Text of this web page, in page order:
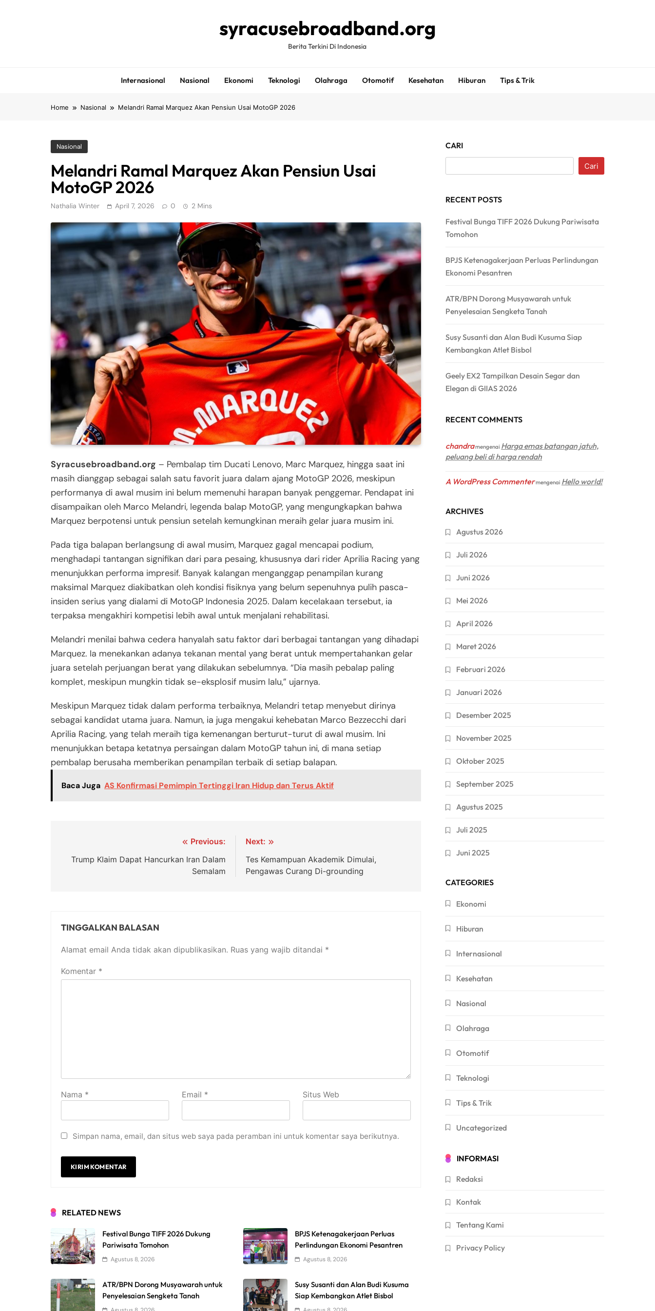
syracusebroadband.org
Berita Terkini Di Indonesia
Internasional Nasional Ekonomi Teknologi Olahraga Otomotif Kesehatan Hiburan Tips & Trik
Home Nasional Melandri Ramal Marquez Akan Pensiun Usai MotoGP 2026
Nasional
Melandri Ramal Marquez Akan Pensiun Usai
MotoGP 2026
Nathalia Winter April 7, 2026 0 2 Mins
Syracusebroadband.org – Pembalap tim Ducati Lenovo, Marc Marquez, hingga saat ini
masih dianggap sebagai salah satu favorit juara dalam ajang MotoGP 2026, meskipun
performanya di awal musim ini belum memenuhi harapan banyak penggemar. Pendapat ini
disampaikan oleh Marco Melandri, legenda balap MotoGP, yang mengungkapkan bahwa
Marquez berpotensi untuk pensiun setelah kemungkinan meraih gelar juara musim ini.
Pada tiga balapan berlangsung di awal musim, Marquez gagal mencapai podium,
menghadapi tantangan signifikan dari para pesaing, khususnya dari rider Aprilia Racing yang
menunjukkan performa impresif. Banyak kalangan menganggap penampilan kurang
maksimal Marquez diakibatkan oleh kondisi fisiknya yang belum sepenuhnya pulih pasca-
insiden serius yang dialami di MotoGP Indonesia 2025. Dalam kecelakaan tersebut, ia
terpaksa mengakhiri kompetisi lebih awal untuk menjalani rehabilitasi.
Melandri menilai bahwa cedera hanyalah satu faktor dari berbagai tantangan yang dihadapi
Marquez. Ia menekankan adanya tekanan mental yang berat untuk mempertahankan gelar
juara setelah perjuangan berat yang dilakukan sebelumnya. “Dia masih pebalap paling
komplet, meskipun mungkin tidak se-eksplosif musim lalu,” ujarnya.
Meskipun Marquez tidak dalam performa terbaiknya, Melandri tetap menyebut dirinya
sebagai kandidat utama juara. Namun, ia juga mengakui kehebatan Marco Bezzecchi dari
Aprilia Racing, yang telah meraih tiga kemenangan berturut-turut di awal musim. Ini
menunjukkan betapa ketatnya persaingan dalam MotoGP tahun ini, di mana setiap
pembalap berusaha memberikan penampilan terbaik di setiap balapan.
Baca Juga AS Konfirmasi Pemimpin Tertinggi Iran Hidup dan Terus Aktif
pos
Previous:
Trump Klaim Dapat Hancurkan Iran Dalam
Semalam
Next:
Tes Kemampuan Akademik Dimulai,
Pengawas Curang Di-grounding
TINGGALKAN BALASAN
Alamat email Anda tidak akan dipublikasikan. Ruas yang wajib ditandai *
Komentar *
Nama * Email * Situs Web
Simpan nama, email, dan situs web saya pada peramban ini untuk komentar saya berikutnya.
RELATED NEWS
Festival Bunga TIFF 2026 Dukung
Pariwisata Tomohon
Agustus 8, 2026
BPJS Ketenagakerjaan Perluas
Perlindungan Ekonomi Pesantren
Agustus 8, 2026
ATR/BPN Dorong Musyawarah untuk
Penyelesaian Sengketa Tanah
Susy Susanti dan Alan Budi Kusuma
Siap Kembangkan Atlet Bisbol
CARI
Cari
RECENT POSTS
Festival Bunga TIFF 2026 Dukung Pariwisata
Tomohon
BPJS Ketenagakerjaan Perluas Perlindungan
Ekonomi Pesantren
ATR/BPN Dorong Musyawarah untuk
Penyelesaian Sengketa Tanah
Susy Susanti dan Alan Budi Kusuma Siap
Kembangkan Atlet Bisbol
Geely EX2 Tampilkan Desain Segar dan
Elegan di GIIAS 2026
RECENT COMMENTS
chandramengenai Harga emas batangan jatuh,
peluang beli di harga rendah
A WordPress Commentermengenai Hello world!
ARCHIVES
Agustus 2026
Juli 2026
Juni 2026
Mei 2026
April 2026
Maret 2026
Februari 2026
Januari 2026
Desember 2025
November 2025
Oktober 2025
September 2025
Agustus 2025
Juli 2025
Juni 2025
CATEGORIES
Ekonomi
Hiburan
Internasional
Kesehatan
Nasional
Olahraga
Otomotif
Teknologi
Tips & Trik
Uncategorized
INFORMASI
Redaksi
Kontak
Tentang Kami
Privacy Policy